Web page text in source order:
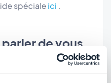
spéciale ici .
de vous